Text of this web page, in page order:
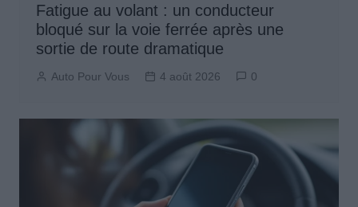
Fatigue au volant : un conducteur
bloqué sur la voie ferrée après une
sortie de route dramatique
Auto Pour Vous 4 août 2026 0